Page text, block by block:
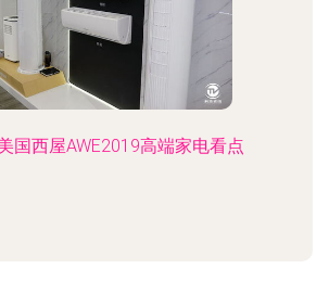
国西屋AWE2019高端家电看点